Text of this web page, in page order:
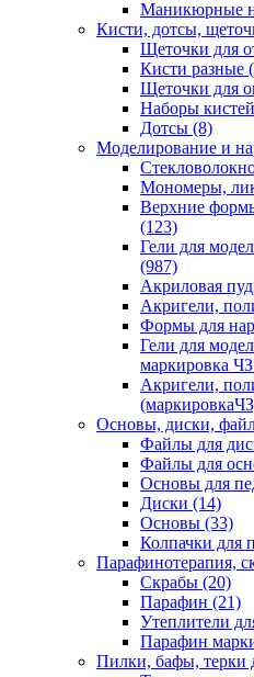
Маникюрные
Кисти, дотсы,
Щеточки для
Кисти разные
Щеточки для
Наборы кистей
Дотсы (8)
Моделирование и
Мономеры,
Верхние
(123)
Гели для
(987)
Акриловая
Акригели,
Формы для
Гели для
маркировка ЧЗ
Акригели,
Основы, диски,
Файлы для
Файлы для
Основы для
Диски (14)
Основы (33)
Колпачки для
Парафинотерапия,
Скрабы (20)
Парафин (21)
Утеплители
Парафин
Пилки, бафы, терки